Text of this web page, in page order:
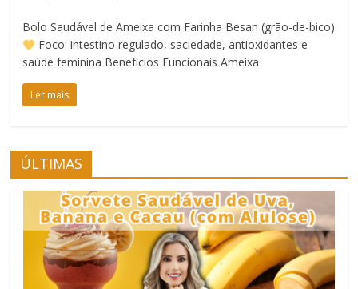
Bolo Saudável de Ameixa com Farinha Besan (grão-de-bico)
Foco: intestino regulado, saciedade, antioxidantes e
saúde feminina Benefícios Funcionais Ameixa
Ler mais
ÚLTIMAS